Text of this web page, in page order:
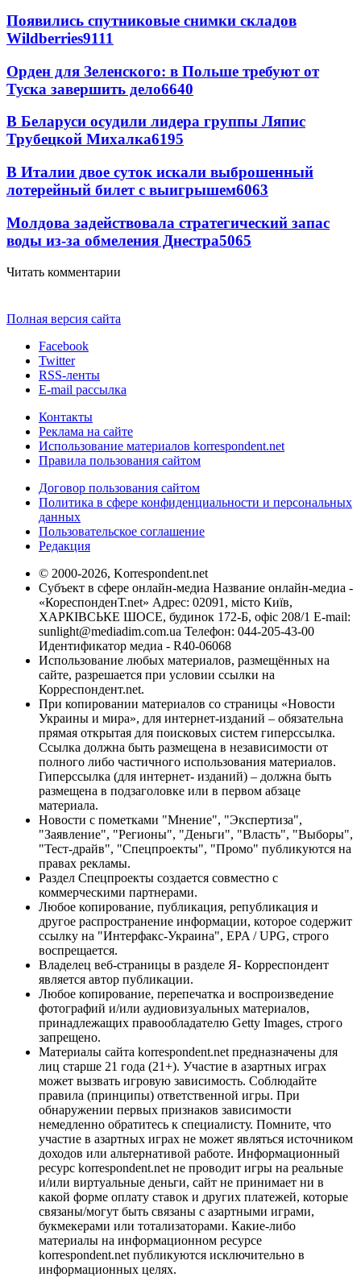
Появились спутниковые снимки складов
Wildberries9111
Орден для Зеленского: в Польше требуют от
Туска завершить дело6640
В Беларуси осудили лидера группы Ляпис
Трубецкой Михалка6195
В Италии двое суток искали выброшенный
лотерейный билет с выигрышем6063
Молдова задействовала стратегический запас
воды из-за обмеления Днестра5065
Читать комментарии
Полная версия сайта
Facebook
Twitter
RSS-ленты
E-mail рассылка
Контакты
Реклама на сайте
Использование материалов korrespondent.net
Правила пользования сайтом
Договор пользования сайтом
Политика в сфере конфиденциальности и персональных
данных
Пользовательское соглашение
Редакция
© 2000-2026, Korrespondent.net
Субъект в сфере онлайн-медиа Название онлайн-медиа -
«КореспонденТ.net» Адрес: 02091, місто Київ,
ХАРКІВСЬКЕ ШОСЕ, будинок 172-Б, офіс 208/1 E-mail:
sunlight@mediadim.com.ua Телефон: 044-205-43-00
Идентификатор медиа - R40-06068
Использование любых материалов, размещённых на
сайте, разрешается при условии ссылки на
Корреспондент.net.
При копировании материалов со страницы «Новости
Украины и мира», для интернет-изданий – обязательна
прямая открытая для поисковых систем гиперссылка.
Ссылка должна быть размещена в независимости от
полного либо частичного использования материалов.
Гиперссылка (для интернет- изданий) – должна быть
размещена в подзаголовке или в первом абзаце
материала.
Новости с пометками "Мнение", "Экспертиза",
"Заявление", "Регионы", "Деньги", "Власть", "Выборы",
"Тест-драйв", "Спецпроекты", "Промо" публикуются на
правах рекламы.
Раздел Спецпроекты создается совместно с
коммерческими партнерами.
Любое копирование, публикация, републикация и
другое распространение информации, которое содержит
ссылку на "Интерфакс-Украина", EPA / UPG, строго
воспрещается.
Владелец веб-страницы в разделе Я- Корреспондент
является автор публикации.
Любое копирование, перепечатка и воспроизведение
фотографий и/или аудиовизуальных материалов,
принадлежащих правообладателю Getty Images, строго
запрещено.
Материалы сайта korrespondent.net предназначены для
лиц старше 21 года (21+). Участие в азартных играх
может вызвать игровую зависимость. Соблюдайте
правила (принципы) ответственной игры. При
обнаружении первых признаков зависимости
немедленно обратитесь к специалисту. Помните, что
участие в азартных играх не может являться источником
доходов или альтернативой работе. Информационный
ресурс korrespondent.net не проводит игры на реальные
и/или виртуальные деньги, сайт не принимает ни в
какой форме оплату ставок и других платежей, которые
связаны/могут быть связаны с азартными играми,
букмекерами или тотализаторами. Какие-либо
материалы на информационном ресурсе
korrespondent.net публикуются исключительно в
информационных целях.